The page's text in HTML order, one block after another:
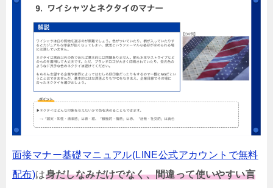
面接マナー基礎マニュアル(LINE公式アカウントで無料
配布)は身だしなみだけでなく、間違って使いやすい言